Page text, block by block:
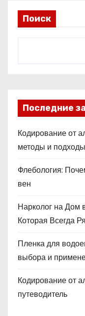
Поиск
Последние
Кодирование от
методы и подходы
Флебология:
вен
Нарколог на Дом
Которая Всегда
Пленка для
выбора и
Кодирование от
путеводитель